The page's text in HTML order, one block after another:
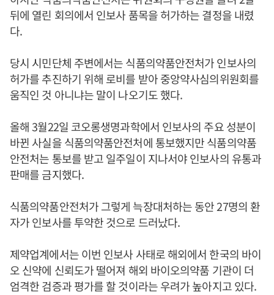
뒤에 열린 회의에서 인보사 품목을 허가하는 결정을 내렸
다.
당시 시민단체 주변에서는 식품의약품안전처가 인보사의
허가를 추진하기 위해 로비를 받아 중앙약사심의위원회를
움직인 것 아니냐는 말이 나오기도 했다.
올해 3월22일 코오롱생명과학에서 인보사의 주요 성분이
바뀐 사실을 식품의약품안전처에 통보했지만 식품의약품
안전처는 통보를 받고 일주일이 지나서야 인보사의 유통과
판매를 금지했다.
식품의약품안전처가 그렇게 늑장대처하는 동안 27명의 환
자가 인보사를 투약한 것으로 드러났다.
제약업계에서는 이번 인보사 사태로 해외에서 한국의 바이
오 신약에 신뢰도가 떨어져 해외 바이오의약품 기관이 더
엄격한 검증과 평가를 할 것이라는 우려가 높아지고 있다.